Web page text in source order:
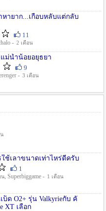
ายาก...เกือบหลับแต่กลับ
11
- 2 เดือน
ม่น้ำน้อยอยุธยา
9
- 3 เดือน
ช้เลาขนาดเท่าไหร่ดีครับ
1
น, Superbiggame - 1 เดือน
ด O2+ รุ่น Valkyrieกับ คั
XT เลือก